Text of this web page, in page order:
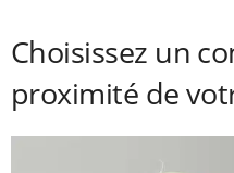
Choisissez un
proximité de